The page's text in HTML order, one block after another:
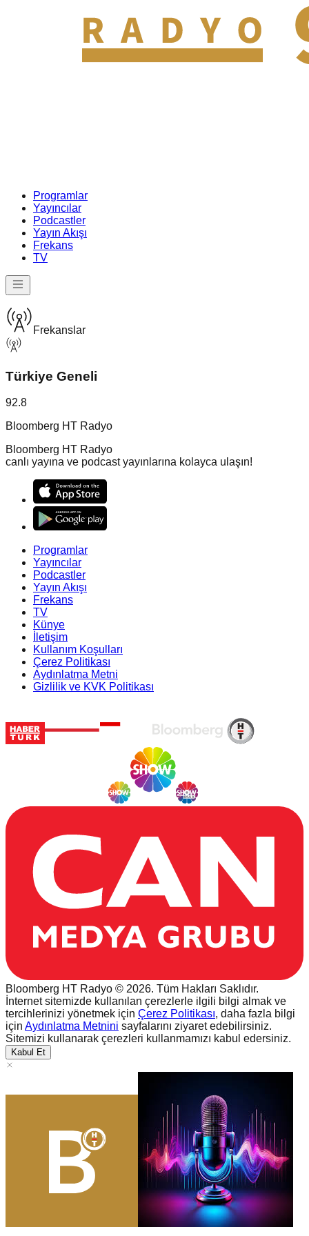
Programlar
Yayıncılar
Podcastler
Yayın Akışı
Frekans
TV
Frekanslar
Türkiye Geneli
92.8
Bloomberg HT Radyo
Bloomberg HT Radyo
canlı yayına ve podcast yayınlarına kolayca ulaşın!
Programlar
Yayıncılar
Podcastler
Yayın Akışı
Frekans
TV
Künye
İletişim
Kullanım Koşulları
Çerez Politikası
Aydınlatma Metni
Gizlilik ve KVK Politikası
Bloomberg HT Radyo © 2026. Tüm Hakları Saklıdır.
İnternet sitemizde kullanılan çerezlerle ilgili bilgi almak ve
tercihlerinizi yönetmek için Çerez Politikası, daha fazla bilgi
için Aydınlatma Metnini sayfalarını ziyaret edebilirsiniz.
Sitemizi kullanarak çerezleri kullanmamızı kabul edersiniz.
Kabul Et